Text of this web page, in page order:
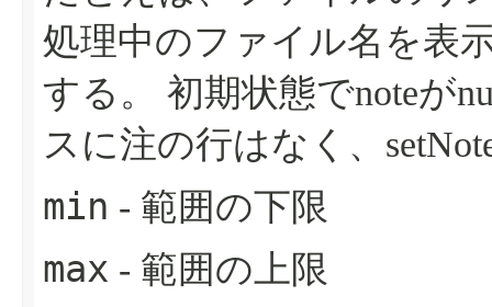
処理中のファイル名を表
する。
初期状態でnoteが
スに注の行はなく、
min - 範囲の下限
max - 範囲の上限